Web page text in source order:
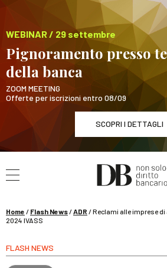
WEBINAR / 29 settembre
Pignoramento presso
della banca
ZOOM MEETING
Offerte per iscrizioni entro 08/09
SCOPRI I DETTAGLI
WEBINAR / 29
Pignoramento presso terzi e ruolo
Home / Flash News/ADR /Reclami alle imprese
2024 IVASS
FLASH NEWS